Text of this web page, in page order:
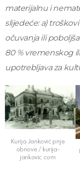
materijalnu i
slijedeće: a)
očuvanja ili
80 % vremenskog
upotrebljava za
Kurija Janković prije
obnove / kurija-
jankovic.com